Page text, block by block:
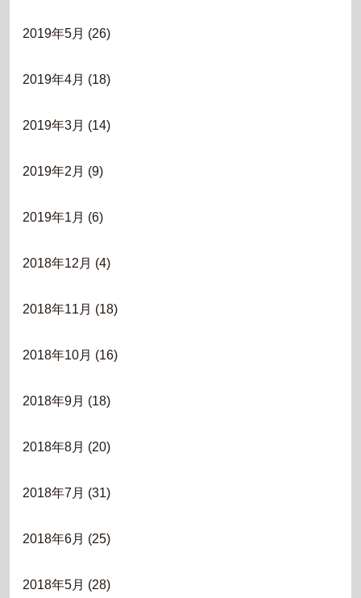
2019年5月 (26)
2019年4月 (18)
2019年3月 (14)
2019年2月 (9)
2019年1月 (6)
2018年12月 (4)
2018年11月 (18)
2018年10月 (16)
2018年9月 (18)
2018年8月 (20)
2018年7月 (31)
2018年6月 (25)
2018年5月 (28)